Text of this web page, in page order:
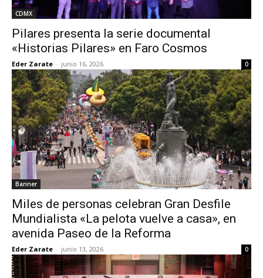
CDMX
Pilares presenta la serie documental
«Historias Pilares» en Faro Cosmos
Eder Zarate - junio 16, 2026 0
Banner
Miles de personas celebran Gran Desfile
Mundialista «La pelota vuelve a casa», en
avenida Paseo de la Reforma
Eder Zarate - junio 13, 2026 0